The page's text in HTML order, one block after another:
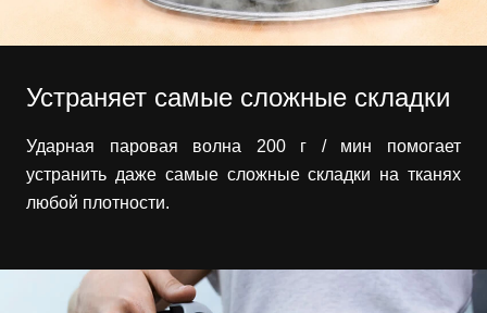
Устраняет самые сложные складки
Ударная паровая волна 200 г / мин помогает
устранить даже самые сложные складки на тканях
любой плотности.